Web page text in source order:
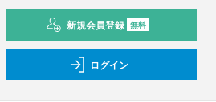
新規会員登録 無料
ログイン